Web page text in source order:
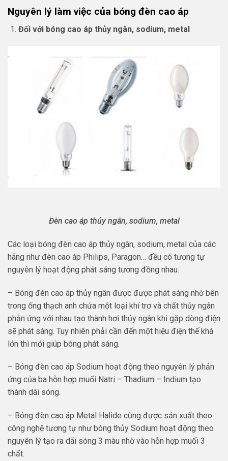
Nguyên lý làm việc của bóng đèn cao áp
Đối với bóng cao áp thủy ngân, sodium, metal
Đèn cao áp thủy ngân, sodium, metal
Các loại bóng đèn cao áp thủy ngân, sodium, metal của các
hãng như đèn cao áp Philips, Paragon… đều có tương tự
nguyên lý hoạt động phát sáng tương đồng nhau.
– Bóng đèn cao áp thủy ngân được được phát sáng nhờ bên
trong ống thạch anh chứa một loại khí trơ và chất thủy ngân
phản ứng với nhau tạo thành hơi thủy ngân khi gặp dòng điện
sẽ phát sáng. Tuy nhiên phải cần đến một hiệu điện thế khá
lớn thì mới giúp bóng phát sáng.
– Bóng đèn cao áp Sodium hoạt động theo nguyên lý phản
ứng của ba hỗn hợp muối Natri – Thadium – Indium tạo
thành dãi sóng.
– Bóng đèn cao áp Metal Halide cũng được sản xuất theo
công nghệ tương tự như bóng thủy Sodium hoạt động theo
nguyên lý tạo ra dãi sóng 3 màu nhờ vào hỗn hợp muối 3
chất.